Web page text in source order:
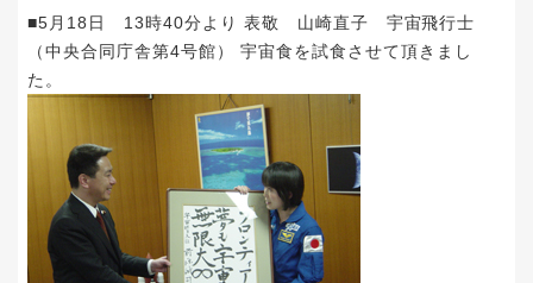
■5月18日 13時40分より 表敬 山崎直子 宇宙飛行士
（中央合同庁舎第4号館） 宇宙食を試食させて頂きまし
た。